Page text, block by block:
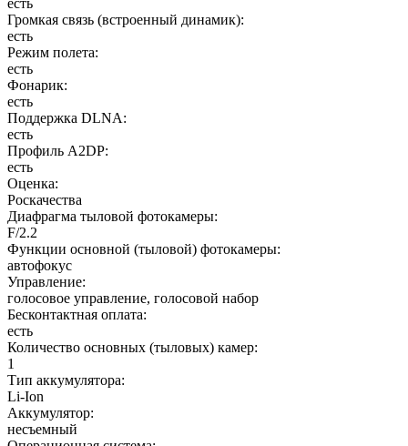
Громкая связь (встроенный динамик):
есть
Режим полета:
есть
Фонарик:
есть
Поддержка DLNA:
есть
Профиль A2DP:
есть
Оценка:
Роскачества
Диафрагма тыловой фотокамеры:
F/2.2
Функции основной (тыловой) фотокамеры:
автофокус
Управление:
голосовое управление, голосовой набор
Бесконтактная оплата:
есть
Количество основных (тыловых) камер:
1
Тип аккумулятора:
Li-Ion
Аккумулятор:
несъемный